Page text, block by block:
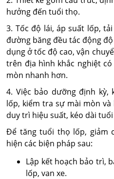
hưởng đến tuổi thọ.
3. Tốc độ lái, áp suất lốp,
đường băng đều tác động
dụng ở tốc độ cao, vận
trên địa hình khắc nghiệt
mòn nhanh hơn.
4. Việc bảo dưỡng định kỳ,
lốp, kiểm tra sự mài mòn
duy trì hiệu suất, kéo dài
Để tăng tuổi thọ lốp, giảm
hiện các biện pháp sau:
Lập kết hoạch bảo trì,
lốp, van xe.